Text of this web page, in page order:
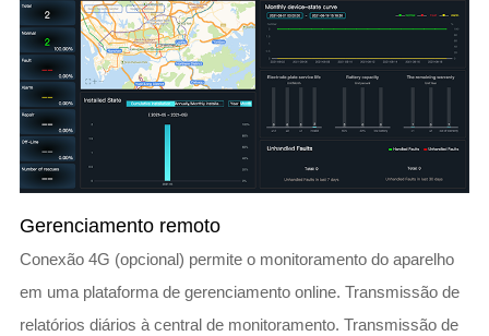
Gerenciamento remoto
Conexão 4G (opcional) permite o monitoramento do aparelho
em uma plataforma de gerenciamento online. Transmissão de
relatórios diários à central de monitoramento. Transmissão de